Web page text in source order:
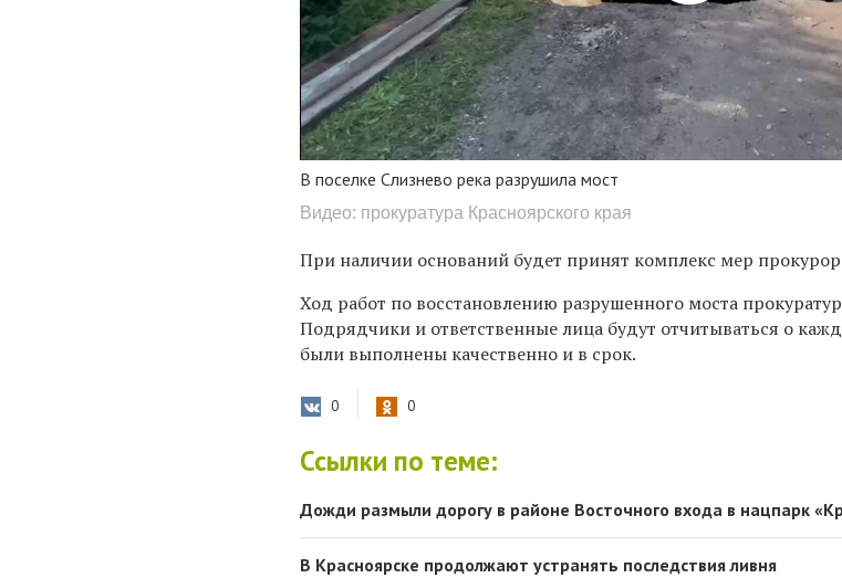
В поселке Слизнево река разрушила мост
Видео: прокуратура Красноярского края
При наличии оснований будет принят комплекс мер
Ход работ по восстановлению разрушенного моста
Подрядчики и ответственные лица будут отчитываться о
были выполнены качественно и в срок.
0 0
Ссылки по теме:
Дожди размыли дорогу в районе Восточного входа в нацпарк
В Красноярске продолжают устранять последствия ливня